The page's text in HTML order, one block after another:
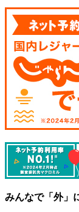
みんなで「外」